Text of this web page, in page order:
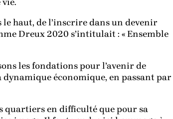
haut, de l’inscrire dans un devenir
Dreux 2020 s’intitulait : « Ensemble
les fondations pour l’avenir de
économique, en passant par
quartiers en difficulté que pour sa